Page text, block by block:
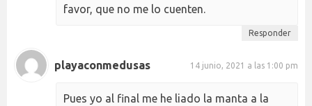
favor, que no me lo cuenten.
Responder
playaconmedusas 14 junio, 2021 a las 1:00 pm
Pues yo al final me he liado la manta a la